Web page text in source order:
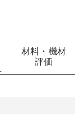
材料・機材
評価